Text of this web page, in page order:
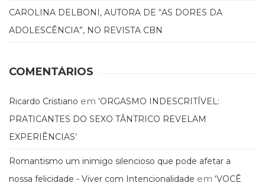
CAROLINA DELBONI, AUTORA DE “AS DORES DA
ADOLESCÊNCIA”, NO REVISTA CBN
COMENTÁRIOS
Ricardo Cristiano em ‘ORGASMO INDESCRITÍVEL:
PRATICANTES DO SEXO TÂNTRICO REVELAM
EXPERIÊNCIAS’
Romantismo um inimigo silencioso que pode afetar a
nossa felicidade - Viver com Intencionalidade em ‘VOCÊ